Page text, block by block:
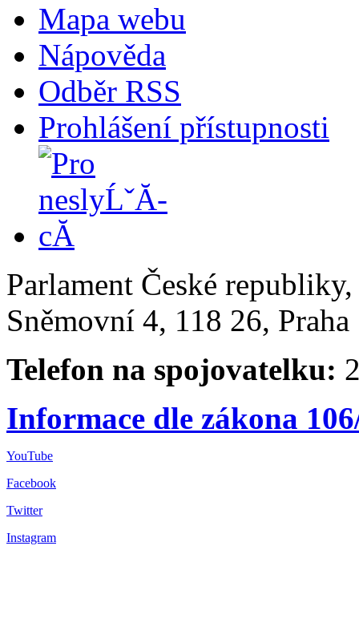
Mapa webu
Nápověda
Odběr RSS
Prohlášení přístupnosti
Parlament České
Sněmovní 4, 118 26,
Telefon na spojovatelku:
Informace dle zákona
YouTube
Facebook
Twitter
Instagram